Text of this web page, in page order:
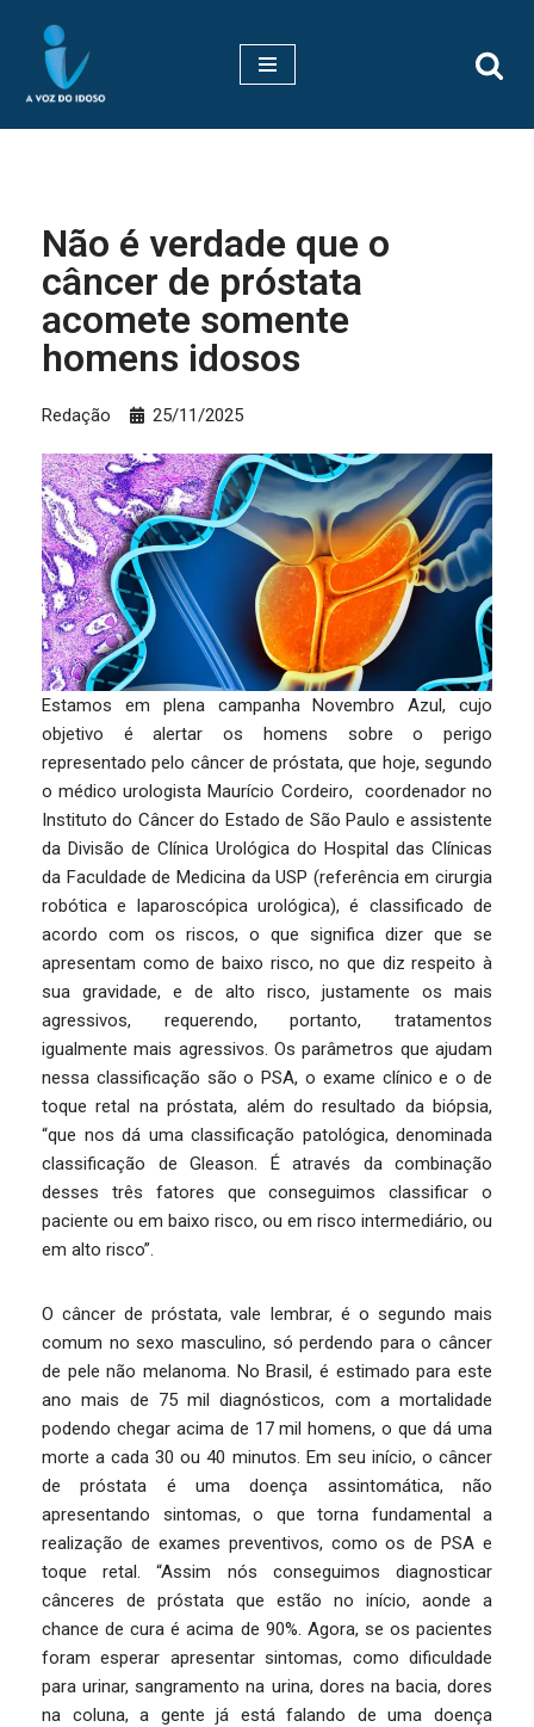
Pular
para
Não é verdade que o
câncer de próstata
acomete somente
homens idosos
Redação 25/11/2025
Estamos em plena campanha Novembro Azul, cujo
objetivo é alertar os homens sobre o perigo
representado pelo câncer de próstata, que hoje, segundo
o médico urologista Maurício Cordeiro, coordenador no
Instituto do Câncer do Estado de São Paulo e assistente
da Divisão de Clínica Urológica do Hospital das Clínicas
da Faculdade de Medicina da USP (referência em cirurgia
robótica e laparoscópica urológica), é classificado de
acordo com os riscos, o que significa dizer que se
apresentam como de baixo risco, no que diz respeito à
sua gravidade, e de alto risco, justamente os mais
agressivos, requerendo, portanto, tratamentos
igualmente mais agressivos. Os parâmetros que ajudam
nessa classificação são o PSA, o exame clínico e o de
toque retal na próstata, além do resultado da biópsia,
“que nos dá uma classificação patológica, denominada
classificação de Gleason. É através da combinação
desses três fatores que conseguimos classificar o
paciente ou em baixo risco, ou em risco intermediário, ou
em alto risco”.
O câncer de próstata, vale lembrar, é o segundo mais
comum no sexo masculino, só perdendo para o câncer
de pele não melanoma. No Brasil, é estimado para este
ano mais de 75 mil diagnósticos, com a mortalidade
podendo chegar acima de 17 mil homens, o que dá uma
morte a cada 30 ou 40 minutos. Em seu início, o câncer
de próstata é uma doença assintomática, não
apresentando sintomas, o que torna fundamental a
realização de exames preventivos, como os de PSA e
toque retal. “Assim nós conseguimos diagnosticar
cânceres de próstata que estão no início, aonde a
chance de cura é acima de 90%. Agora, se os pacientes
foram esperar apresentar sintomas, como dificuldade
para urinar, sangramento na urina, dores na bacia, dores
na coluna, a gente já está falando de uma doença